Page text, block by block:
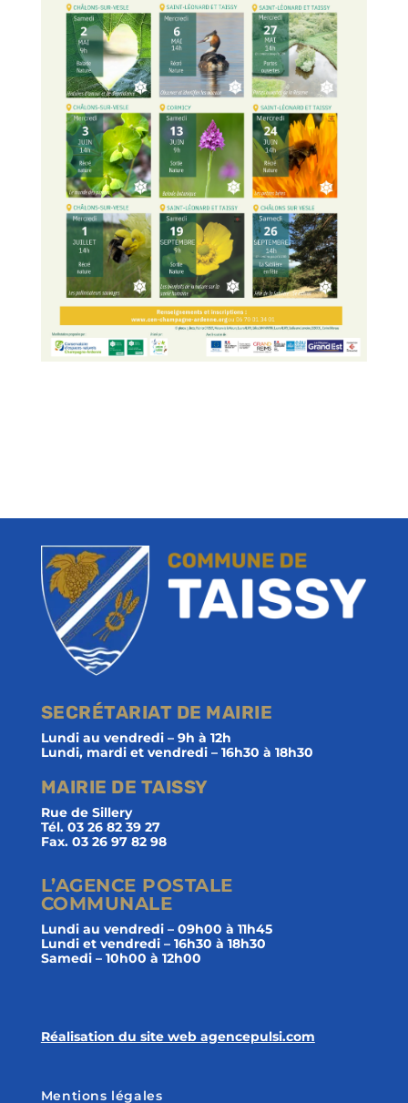
SECRÉTARIAT DE MAIRIE
Lundi au vendredi – 9h à 12h
Lundi, mardi et vendredi – 16h30 à 18h30
MAIRIE DE TAISSY
Rue de Sillery
Tél. 03 26 82 39 27
Fax. 03 26 97 82 98
L’AGENCE POSTALE
COMMUNALE
Lundi au vendredi – 09h00 à 11h45
Lundi et vendredi – 16h30 à 18h30
Samedi – 10h00 à 12h00
Réalisation du site web agencepulsi.com
Mentions légales